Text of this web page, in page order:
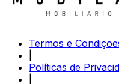
Termos e
Políticas de